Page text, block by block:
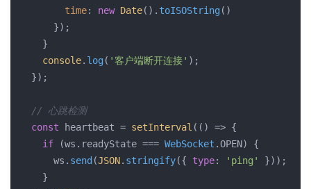
time: new Date(). toISOString ()
console. log ( '客户端断开连接' );
// 心跳检测
const heartbeat = setInterval ( () => {
if (ws. readyState === WebSocket .OPEN) {
      ws.
send (JSON. stringify({ type: 'ping'
}));